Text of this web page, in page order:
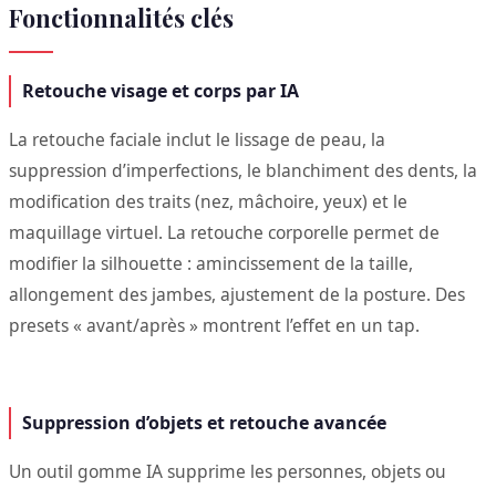
Fonctionnalités clés
Retouche visage et corps par IA
La retouche faciale inclut le lissage de peau, la
suppression d’imperfections, le blanchiment des dents, la
modification des traits (nez, mâchoire, yeux) et le
maquillage virtuel. La retouche corporelle permet de
modifier la silhouette : amincissement de la taille,
allongement des jambes, ajustement de la posture. Des
presets « avant/après » montrent l’effet en un tap.
Suppression d’objets et retouche avancée
Un outil gomme IA supprime les personnes, objets ou